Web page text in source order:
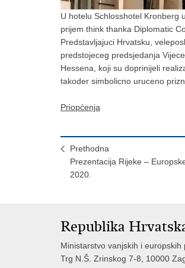
U hotelu Schlosshotel Kronberg
prijem think thanka Diplomatic
Predstavljajuci Hrvatsku,
predstojeceg predsjedanja
Hessena, koji su doprinijeli
takoder simbolicno uruceno
Priopćenja
Prethodna
Prezentacija Rijeke –
2020.
Republika
Ministarstvo vanjskih i europskih
Trg N.Š. Zrinskog 7-8, 10000